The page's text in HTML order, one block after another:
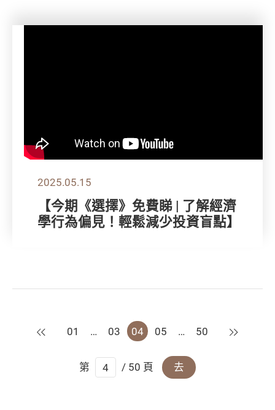
2025.05.15
【今期《選擇》免費睇 | 了解經濟
學行為偏見！輕鬆減少投資盲點】
上一頁
01 … 03 04 05 … 50 下一頁
第 / 50 頁 去